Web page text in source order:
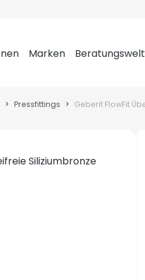
Marken Beratungswelt
Pressfittings